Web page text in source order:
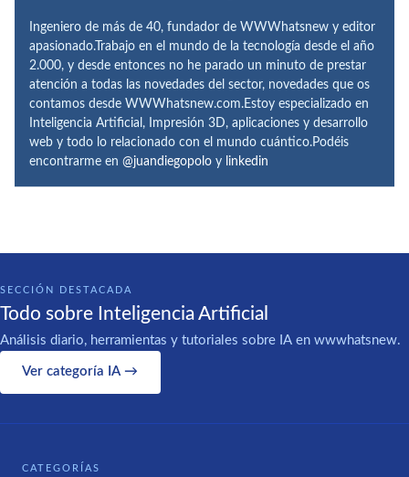
Ingeniero de más de 40, fundador de WWWhatsnew y editor
apasionado.Trabajo en el mundo de la tecnología desde el año
2.000, y desde entonces no he parado un minuto de prestar
atención a todas las novedades del sector, novedades que os
contamos desde WWWhatsnew.com.Estoy especializado en
Inteligencia Artificial, Impresión 3D, aplicaciones y desarrollo
web y todo lo relacionado con el mundo cuántico.Podéis
encontrarme en @juandiegopolo y linkedin
SECCIÓN DESTACADA
Todo sobre Inteligencia Artificial
Análisis diario, herramientas y tutoriales sobre IA en wwwhatsnew.
Ver categoría IA →
CATEGORÍAS